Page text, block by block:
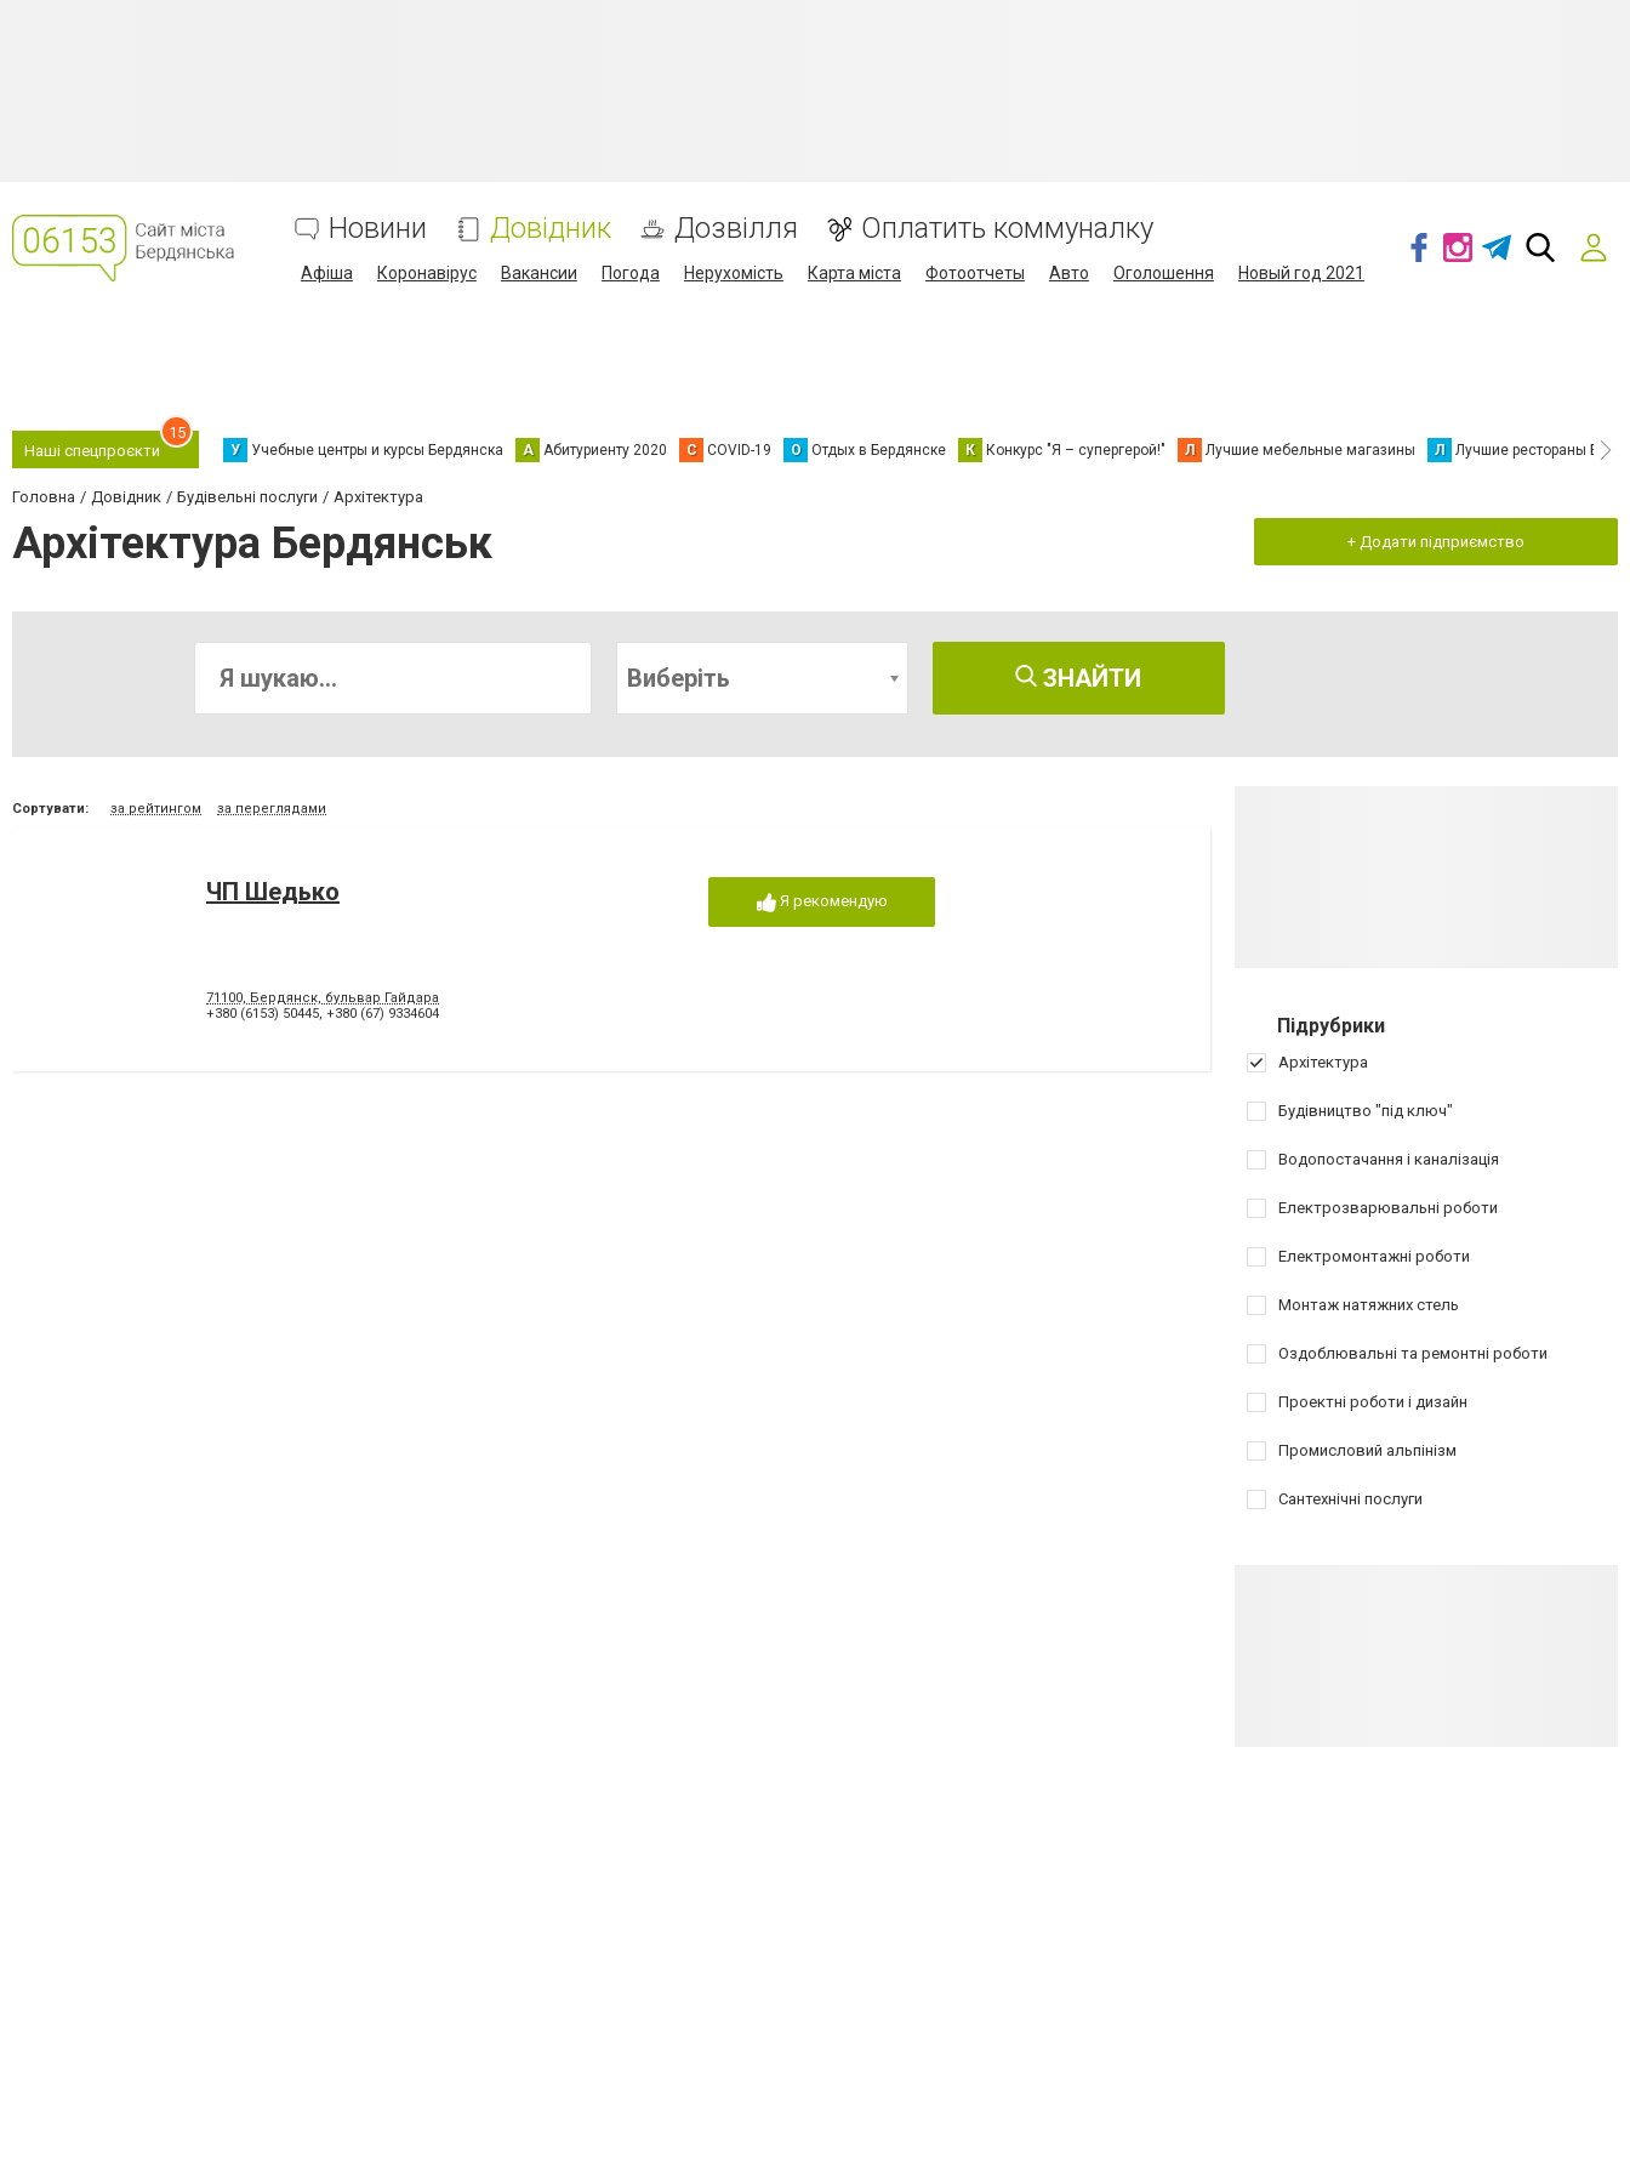
Новини Довідник Дозвілля Оплатить коммуналку
Афіша Коронавірус Вакансии Погода Нерухомість Карта міста Фотоотчеты Авто Оголошення Новый год 2021
Наші спецпроєкти
15
У Учебные центры и курсы Бердянска А Абитуриенту 2020 C COVID-19 О Отдых в Бердянске К Конкурс "Я – супергерой!" Л Лучшие мебельные магазины Л Лучшие рестораны
Головна Довідник Будівельні послуги Архітектура
Архітектура Бердянськ + Додати підприємство
Виберіть ЗНАЙТИ
Сортувати: за рейтингом за переглядами
ЧП Шедько
71100, Бердянск, бульвар Гайдара
+380 (6153) 50445, +380 (67) 9334604
Я рекомендую
Підрубрики
Архітектура
Будівництво "під ключ"
Водопостачання і каналізація
Електрозварювальні роботи
Електромонтажні роботи
Монтаж натяжних стель
Оздоблювальні та ремонтні роботи
Проектні роботи і дизайн
Промисловий альпінізм
Сантехнічні послуги